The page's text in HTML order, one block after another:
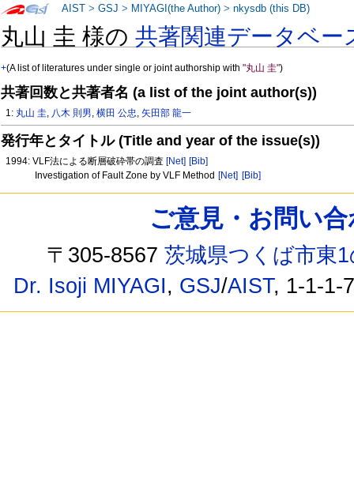
丸山 圭 様の共著関連データベー
+(A list of literatures under single or joint authorship with"丸山 圭")
共著回数と共著者名 (a list of the joint author(s))
1: 丸山 圭, 八木 則男,横田 公忠,矢田部 龍一
発行年とタイトル (Title and year of the issue(s))
1994: VLF法による断層破砕帯の調査 [Net] [Bib]
Investigation of Fault Zone by VLF Method [Net] [Bib]
AIST >GSJ > MIYAGI(the Author) >nkysdb (this DB)
ご意見・お問い
〒305-8567茨城県つくば市東
Dr. Isoji MIYAGI, GSJ/AIST, 1-1-1-